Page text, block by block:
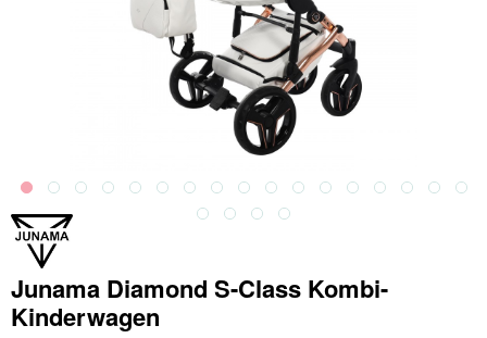
Junama Diamond S-Class Kombi-
Kinderwagen